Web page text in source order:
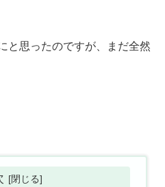
と思ったのですが、まだ全然